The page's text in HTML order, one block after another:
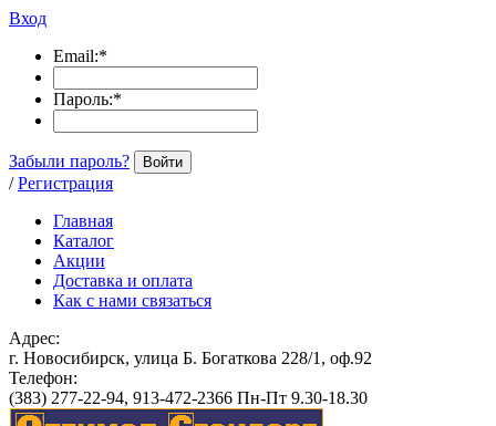
Вход
Email:*
Пароль:*
Забыли пароль? Войти
/ Регистрация
Главная
Каталог
Акции
Доставка и оплата
Как с нами связаться
Адрес:
г. Новосибирск, улица Б. Богаткова 228/1, оф.92
Телефон:
(383) 277-22-94, 913-472-2366 Пн-Пт 9.30-18.30